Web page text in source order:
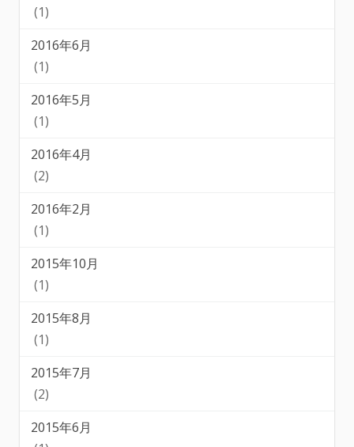
(1)
2016年6月
(1)
2016年5月
(1)
2016年4月
(2)
2016年2月
(1)
2015年10月
(1)
2015年8月
(1)
2015年7月
(2)
2015年6月